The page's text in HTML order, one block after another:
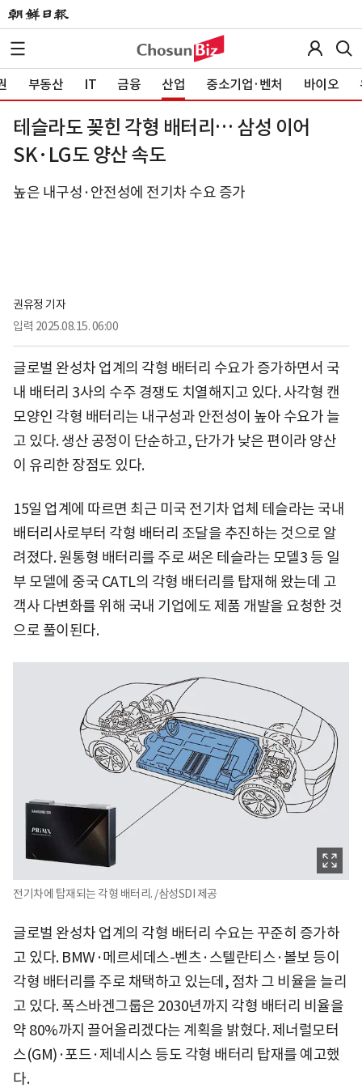
부동산 IT 금융 산업 중소기업·벤처 바이오
테슬라도 꽂힌 각형 배터리… 삼성 이어
SK·LG도 양산 속도
높은 내구성·안전성에 전기차 수요 증가
권유정 기자
입력 2025.08.15. 06:00
글로벌 완성차 업계의 각형 배터리 수요가 증가하면서 국
내 배터리 3사의 수주 경쟁도 치열해지고 있다. 사각형 캔
모양인 각형 배터리는 내구성과 안전성이 높아 수요가 늘
고 있다. 생산 공정이 단순하고, 단가가 낮은 편이라 양산
이 유리한 장점도 있다.
15일 업계에 따르면 최근 미국 전기차 업체 테슬라는 국내
배터리사로부터 각형 배터리 조달을 추진하는 것으로 알
려졌다. 원통형 배터리를 주로 써온 테슬라는 모델3 등 일
부 모델에 중국 CATL의 각형 배터리를 탑재해 왔는데 고
객사 다변화를 위해 국내 기업에도 제품 개발을 요청한 것
으로 풀이된다.
전기차에 탑재되는 각형 배터리. /삼성SDI 제공
글로벌 완성차 업계의 각형 배터리 수요는 꾸준히 증가하
고 있다. BMW·메르세데스-벤츠·스텔란티스·볼보 등이
각형 배터리를 주로 채택하고 있는데, 점차 그 비율을 늘리
고 있다. 폭스바겐그룹은 2030년까지 각형 배터리 비율을
약 80%까지 끌어올리겠다는 계획을 밝혔다. 제너럴모터
스(GM)·포드·제네시스 등도 각형 배터리 탑재를 예고했
다.